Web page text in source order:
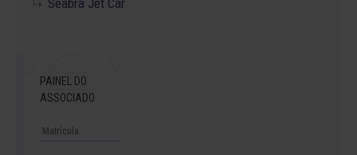
PAINEL DO
ASSOCIADO